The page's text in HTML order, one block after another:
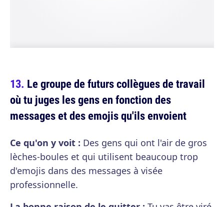
Le groupe de futurs collègues de travail
où tu juges les gens en fonction des
messages et des emojis qu'ils envoient
Ce qu'on y voit : Des gens qui ont l'air de gros
lèches-boules et qui utilisent beaucoup trop
d'emojis dans des messages à visée
professionnelle.